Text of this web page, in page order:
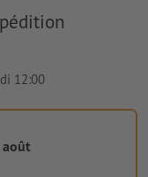
12:00
août